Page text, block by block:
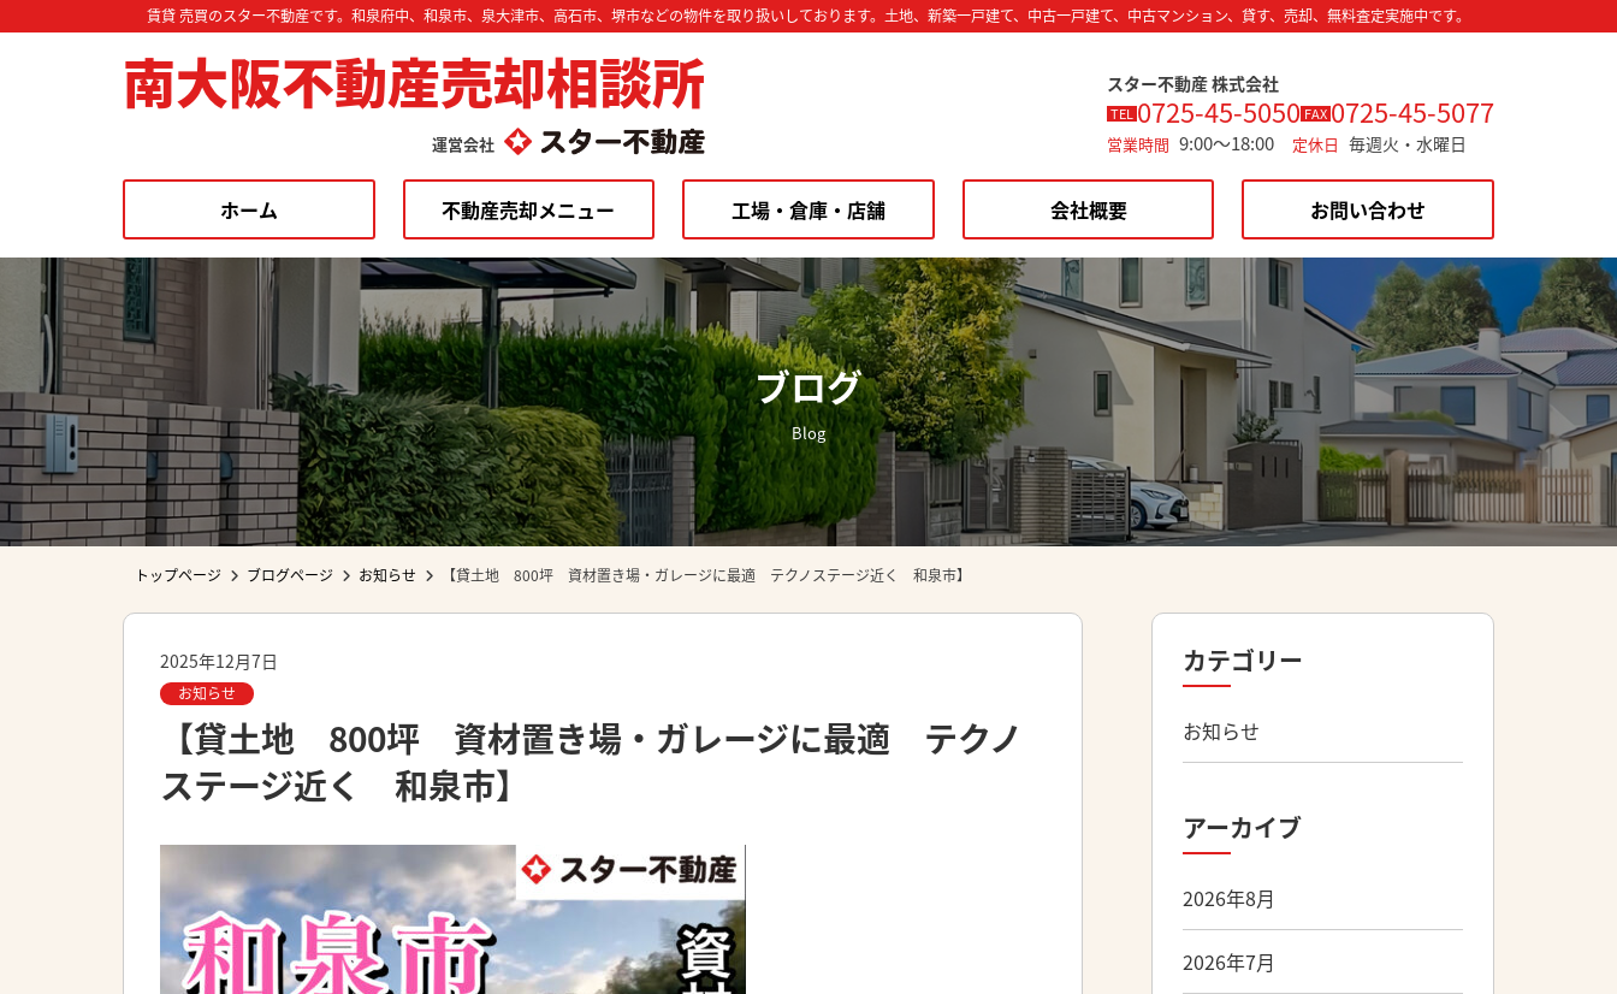
賃貸 売買のスター不動産です。和泉府中、和泉市、泉大津市、高石市、堺市などの物件を取り扱いしております。土地、新築一戸建て、中古一戸建て、中古マンション、貸す、売却、無料査定実施中です。
南大阪不動産売却相談所
運営会社
スター不動産 株式会社
TEL 0725-45-5050 FAX 0725-45-5077
営業時間 9:00～18:00 定休日 毎週火・水曜日
ホーム 不動産売却メニュー 工場・倉庫・店舗 会社概要 お問い合わせ
ブログ
Blog
トップページ ブログページ お知らせ 【貸土地 800坪 資材置き場・ガレージに最適 テクノステージ近く 和泉市】
2025年12月7日
お知らせ
【貸土地 800坪 資材置き場・ガレージに最適 テクノ
ステージ近く 和泉市】
カテゴリー
お知らせ
アーカイブ
2026年8月
2026年7月